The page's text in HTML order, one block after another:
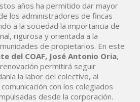
años ha permitido dar mayor
los administradores de fincas
a la sociedad la importancia de
rigurosa y orientada a la
de propietarios. En este
del COAF, José Antonio Oria,
permitirá seguir
la labor del colectivo, al
con los colegiados
desde la corporación.